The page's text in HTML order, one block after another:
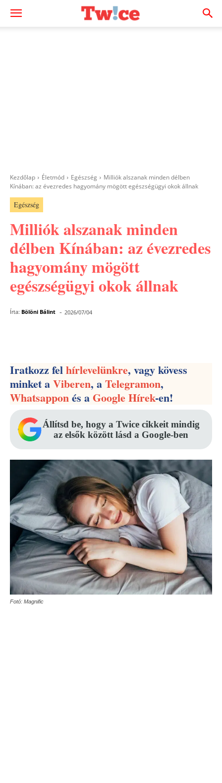
Kezdőlap Életmód Egészség
Milliók alszanak minden délben
Kínában: az évezredes hagyomány mögött egészségügyi okok állnak
Egészség
Milliók alszanak minden
délben Kínában: az évezredes
hagyomány mögött
egészségügyi okok állnak
Írta: Bölöni Bálint - 2026/07/04
Iratkozz felhírlevelünkre, vagy kövess
minket aViberen, aTelegramon,
Whatsapponés aGoogle Hírek-en!
Állítsd be, hogy a Twice cikkeit mindig
az elsők között lásd a Google-ben
Fotó: Magnific